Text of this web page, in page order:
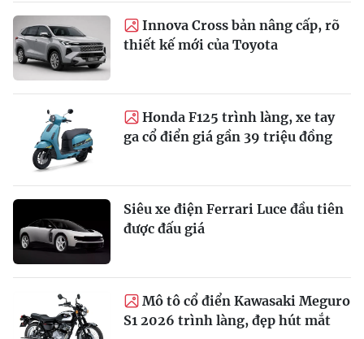
Innova Cross bản nâng cấp, rõ
thiết kế mới của Toyota
Honda F125 trình làng, xe tay
ga cổ điển giá gần 39 triệu đồng
Siêu xe điện Ferrari Luce đầu tiên
được đấu giá
Mô tô cổ điển Kawasaki Meguro
S1 2026 trình làng, đẹp hút mắt